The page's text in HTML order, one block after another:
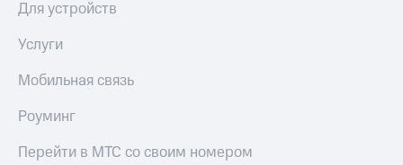
Для устройств
Услуги
Мобильная связь
Роуминг
Перейти в МТС со своим номером